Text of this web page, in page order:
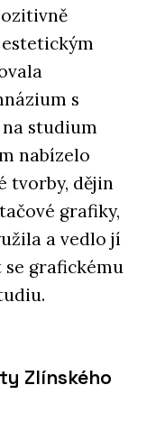
s
studium
nabízelo
tvorby, dějin
grafiky,
a vedlo jí
grafickému
Zlínského